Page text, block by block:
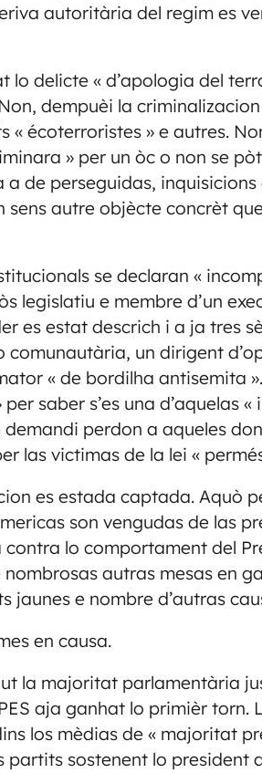
autoritària del regim es
lo delicte « d’apologia del
dempuèi la
« écoterroristes » e autres.
» per un òc o non se
de perseguidas, inquisicions
sens autre objècte concrèt
se declaran «
legislatiu e membre d’un
es estat descrich i a ja tres
comunautària, un dirigent
« de bordilha antisemita
saber s’es una d’aquelas
perdon a aqueles
las victimas de la lei «
es estada captada. Aquò
son vengudas de las
lo comportament del
autras mesas en
jaunes e nombre d’autras
en causa.
la majoritat parlamentària
aja ganhat lo primièr torn.
los mèdias de « majoritat
sostenent lo president